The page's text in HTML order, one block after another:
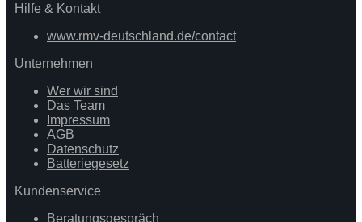
Hilfe & Kontakt
www.rmv-deutschland.de/contact
Unternehmen
Wer wir sind
Das Team
Impressum
AGB
Datenschutz
Batteriegesetz
Kundenservice
Beratungsgespräch